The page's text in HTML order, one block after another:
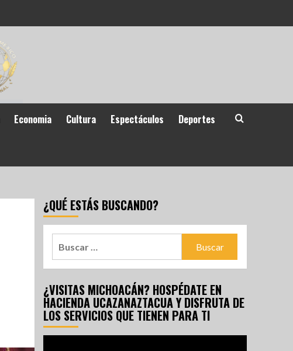
Economia Cultura Espectáculos Deportes
¿QUÉ ESTÁS BUSCANDO?
¿VISITAS MICHOACÁN? HOSPÉDATE EN
HACIENDA UCAZANAZTACUA Y DISFRUTA DE
LOS SERVICIOS QUE TIENEN PARA TI